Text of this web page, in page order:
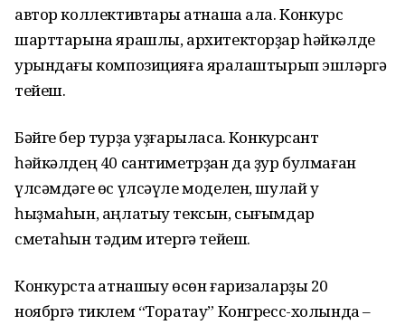
автор коллективтары ҡатнаша ала. Конкурс
шарттарына ярашлы, архитекторҙар һәйкәлде
урындағы композицияға яраҡлаштырып эшләргә
тейеш.
Бәйге бер турҙа уҙғарыласаҡ. Конкурсант
һәйкәлдең 40 сантиметрҙан да ҙур булмаған
үлсәмдәге өс үлсәүле моделен, шулай уҡ
һыҙмаһын, аңлатыу тексын, сығымдар
сметаһын тәҡдим итергә тейеш.
Конкурста ҡатнашыу өсөн ғаризаларҙы 20
ноябргә тиклем “Торатау” Конгресс-холында –